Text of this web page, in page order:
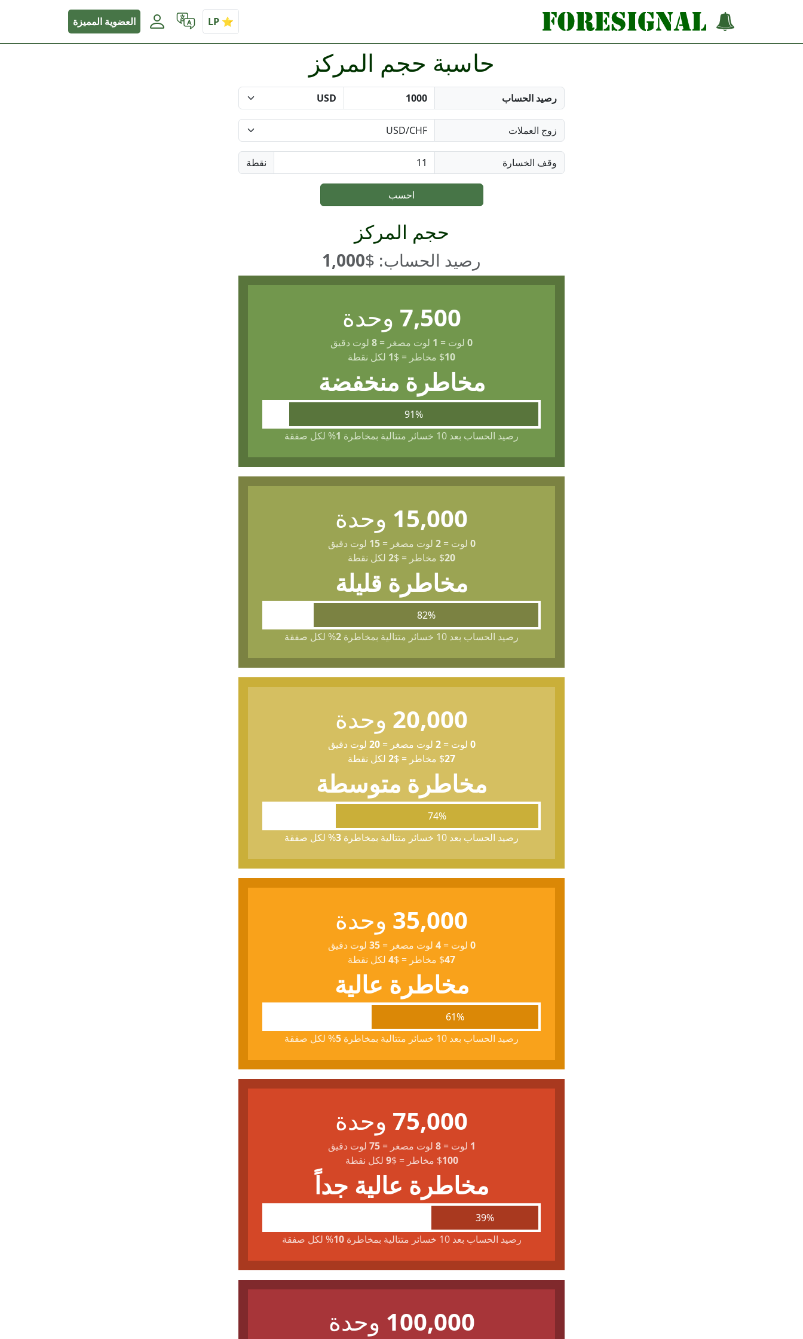
العضوية المميزة
حاسبة حجم المركز
رصيد الحساب
زوج العملات
وقف الخسارة نقطة
احسب
حجم المركز
رصيد الحساب: $1,000
7,500 وحدة
0 لوت =
1 لوت مصغر =
8 لوت دقيق
$10 مخاطر =
$
1 لكل نقطة
مخاطرة منخفضة
91%
رصيد الحساب بعد 10 خسائر متتالية بمخاطرة
1% لكل صفقة
15,000 وحدة
0 لوت=
2 لوت مصغر=
15 لوت دقيق
$20 مخاطر =
$
2 لكل نقطة
مخاطرة قليلة
82%
رصيد الحساب بعد 10 خسائر متتالية بمخاطرة
2% لكل صفقة
20,000 وحدة
0 لوت=
2 لوت مصغر=
20 لوت دقيق
$27 مخاطر =
$
2 لكل نقطة
مخاطرة متوسطة
74%
رصيد الحساب بعد 10 خسائر متتالية بمخاطرة
3% لكل صفقة
35,000 وحدة
0 لوت=
4 لوت مصغر=
35 لوت دقيق
$47 مخاطر =
$
4 لكل نقطة
مخاطرة عالية
61%
رصيد الحساب بعد 10 خسائر متتالية بمخاطرة
5% لكل صفقة
75,000 وحدة
1 لوت=
8 لوت مصغر=
75 لوت دقيق
$100 مخاطر=
$
9 لكل نقطة
مخاطرة عالية جداً
39%
رصيد الحساب بعد 10 خسائر متتالية بمخاطرة
10% لكل صفقة
100,000 وحدة